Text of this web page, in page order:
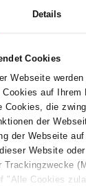
Details
Cookies
Webseite
auf Ihrem
Cookies, die
der
der Webseite
Website
"Alle Cookies
– TYP D